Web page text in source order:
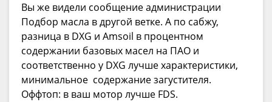
Вы же видели сообщение администрации
Подбор масла в другой ветке. А по сабжу,
разница в DXG и Amsoil в процентном
содержании базовых масел на ПАО и
соответственно у DXG лучше характеристики,
минимальное содержание загустителя.
Оффтоп: в ваш мотор лучше FDS.